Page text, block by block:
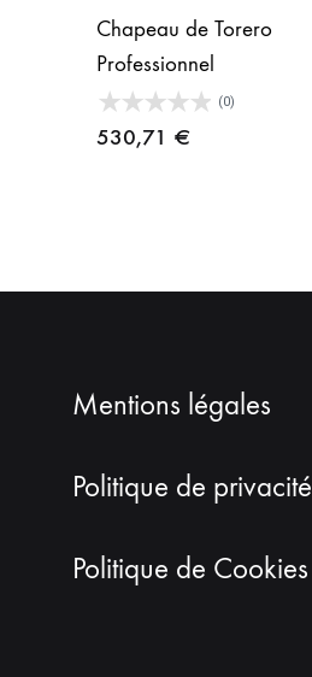
Chapeau de Torero
Professionnel
(0)
530,71 €
Mentions légales
Politique de privacité
Politique de Cookies